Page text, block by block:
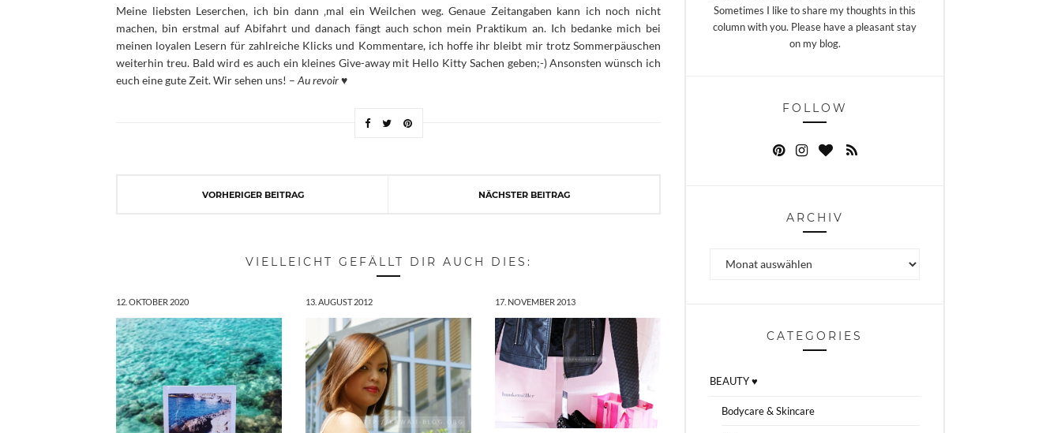
Meine liebsten Leserchen, ich bin dann ‚mal ein Weilchen weg. Genaue Zeitangaben kann ich noch nicht
machen, bin erstmal auf Abifahrt und danach fängt auch schon mein Praktikum an. Ich bedanke mich bei
meinen loyalen Lesern für zahlreiche Klicks und Kommentare, ich hoffe ihr bleibt mir trotz Sommerpäuschen
weiterhin treu. Bald wird es auch ein kleines Give-away mit Hello Kitty Sachen geben;-) Ansonsten wünsch ich
euch eine gute Zeit. Wir sehen uns! – Au revoir♥
VORHERIGER BEITRAG NÄCHSTER BEITRAG
VIELLEICHT GEFÄLLT DIR AUCH DIES:
12. OKTOBER 2020 13. AUGUST 2012 17. NOVEMBER 2013
Sometimes I like to share my thoughts in this
column with you. Please have a pleasant stay
on my blog.
FOLLOW
ARCHIV
CATEGORIES
BEAUTY ♥
Bodycare & Skincare